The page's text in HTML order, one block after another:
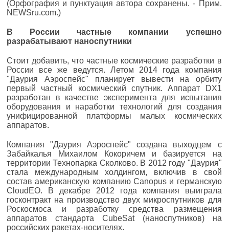
(Орфография и пунктуация автора сохранены. - Прим.
NEWSru.com.)
В России частные компании успешно
разрабатывают наноспутники
Стоит добавить, что частные космические разработки в
России все же ведутся. Летом 2014 года компания
"Даурия Аэроспейс" планирует вывести на орбиту
первый частный космический спутник. Аппарат DX1
разработан в качестве эксперимента для испытания
оборудования и наработки технологий для создания
унифицированной платформы малых космических
аппаратов.
Компания "Даурия Аэроспейс" создана выходцем с
Забайкалья Михаилом Кокоричем и базируется на
территории Технопарка Сколково. В 2012 году "Даурия"
стала международным холдингом, включив в свой
состав американскую компанию Canopus и германскую
CloudEO. В декабре 2012 года компания выиграла
госконтракт на производство двух микроспутников для
Роскосмоса и разработку средства размещения
аппаратов стандарта CubeSat (наноспутников) на
российских ракетах-носителях.